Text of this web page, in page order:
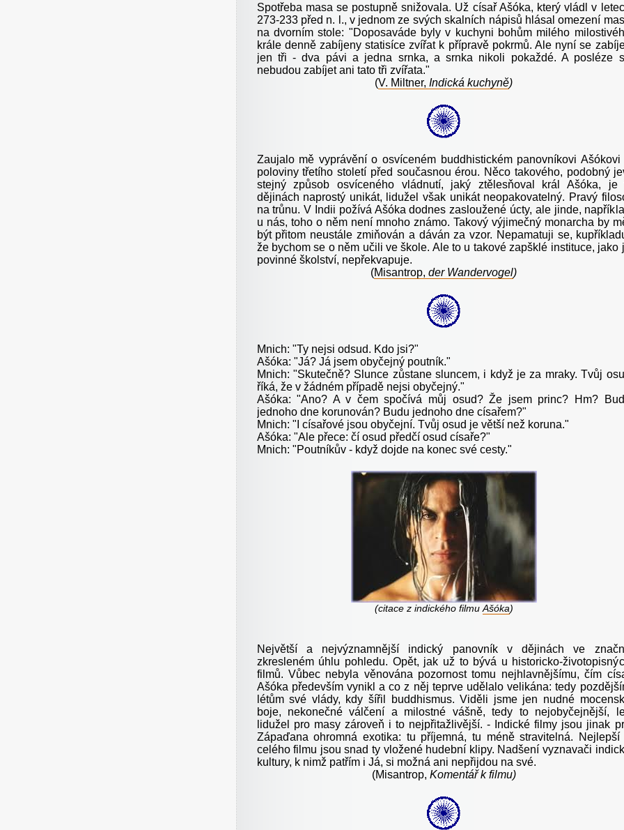
Spotřeba masa se postupně snižovala. Už císař Ašóka, který vládl v
273-233 před n. l., v jednom ze svých skalních nápisů hlásal omezení
na dvorním stole: "Doposaváde byly v kuchyni bohům milého
krále denně zabíjeny statisíce zvířat k přípravě pokrmů. Ale nyní se
jen tři - dva pávi a jedna srnka, a srnka nikoli pokaždé. A posléze
nebudou zabíjet ani tato tři zvířata."
(V. Miltner, Indická kuchyně)
Zaujalo mě vyprávění o osvíceném buddhistickém panovníkovi Ašókovi
poloviny třetího století před současnou érou. Něco takového, podobný
stejný způsob osvíceného vládnutí, jaký ztělesňoval král Ašóka, je
dějinách naprostý unikát, lidužel však unikát neopakovatelný. Pravý
na trůnu. V Indii požívá Ašóka dodnes zasloužené úcty, ale jinde,
u nás, toho o něm není mnoho známo. Takový výjimečný monarcha by
být přitom neustále zmiňován a dáván za vzor. Nepamatuji se,
že bychom se o něm učili ve škole. Ale to u takové zapšklé instituce, jako
povinné školství, nepřekvapuje.
(Misantrop, der Wandervogel)
Mnich: "Ty nejsi odsud. Kdo jsi?"
Ašóka: "Já? Já jsem obyčejný poutník."
Mnich: "Skutečně? Slunce zůstane sluncem, i když je za mraky. Tvůj
říká, že v žádném případě nejsi obyčejný."
Ašóka: "Ano? A v čem spočívá můj osud? Že jsem princ? Hm?
jednoho dne korunován? Budu jednoho dne císařem?"
Mnich: "I císařové jsou obyčejní. Tvůj osud je větší než koruna."
Ašóka: "Ale přece: čí osud předčí osud císaře?"
Mnich: "Poutníkův - když dojde na konec své cesty."
(citace z indického filmu Ašóka)
Největší a nejvýznamnější indický panovník v dějinách ve
zkresleném úhlu pohledu. Opět, jak už to bývá u historicko-
filmů. Vůbec nebyla věnována pozornost tomu nejhlavnějšímu, čím
Ašóka především vynikl a co z něj teprve udělalo velikána: tedy
létům své vlády, kdy šířil buddhismus. Viděli jsme jen nudné
boje, nekonečné válčení a milostné vášně, tedy to nejobyčejnější,
lidužel pro masy zároveň i to nejpřitažlivější. - Indické filmy jsou jinak
Zápaďana ohromná exotika: tu příjemná, tu méně stravitelná. Nejlepší
celého filmu jsou snad ty vložené hudební klipy. Nadšení vyznavači
kultury, k nimž patřím i Já, si možná ani nepřijdou na své.
(Misantrop, Komentář k filmu)